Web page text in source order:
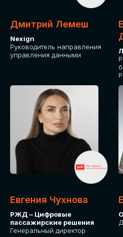
Дмитрий Лемеш
Nexign
Руководитель направления
управления данными
Евгения Чухнова
РЖД – Цифровые
пассажирские решения
Генеральный директор
ПРИОБРЕСТИ БИЛЕТ